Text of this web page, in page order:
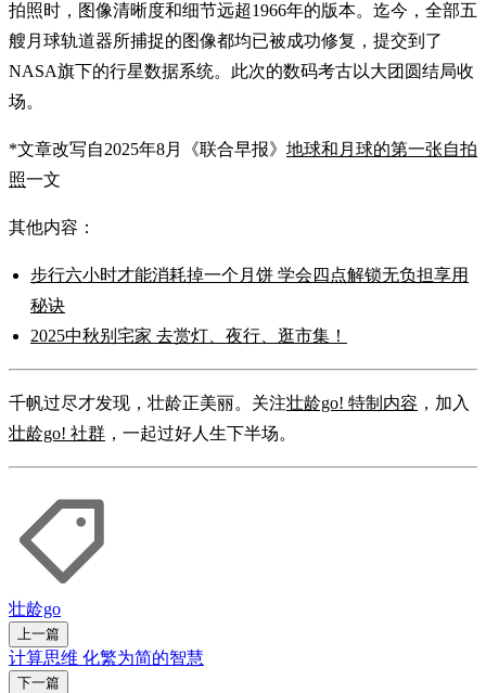
拍照时，图像清晰度和细节远超1966年的版本。迄今，全部五
艘月球轨道器所捕捉的图像都均已被成功修复，提交到了
NASA旗下的行星数据系统。此次的数码考古以大团圆结局收
场。
*文章改写自2025年8月《联合早报》 地球和月球的第一张自拍
照一文
其他内容：
步行六小时才能消耗掉一个月饼 学会四点解锁无负担享用
秘诀
2025中秋别宅家 去赏灯、夜行、逛市集！
千帆过尽才发现，壮龄正美丽。关注壮龄go! 特制内容 ，加入
壮龄go! 社群 ，一起过好人生下半场。
壮龄go
上一篇
计算思维 化繁为简的智慧
下一篇